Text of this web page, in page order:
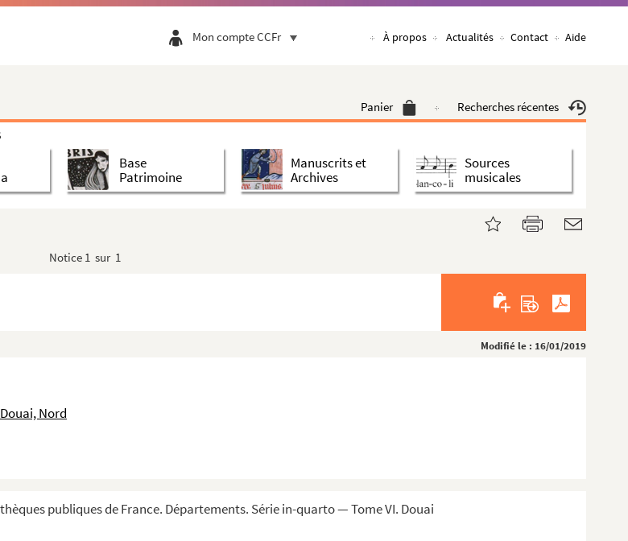
Mon compte CCFr À propos Actualités Contact Aide
Panier Recherches récentes
Base
Patrimoine
Manuscrits et
Archives
Sources
musicales
Notice 1 sur 1
Modifié le : 16/01/2019
Nord
publiques de France. Départements. Série in-quarto — Tome VI. Douai
»